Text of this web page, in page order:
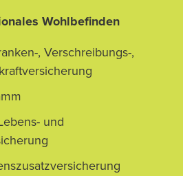
Wohlbefinden
, Verschreibungs-,
und